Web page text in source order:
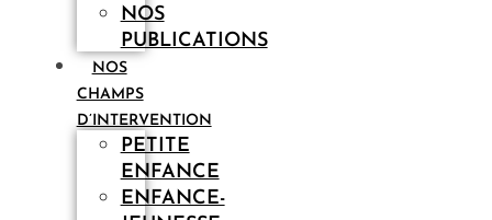
NOS
PUBLICATIONS
NOS
CHAMPS
D’INTERVENTION
PETITE
ENFANCE
ENFANCE-